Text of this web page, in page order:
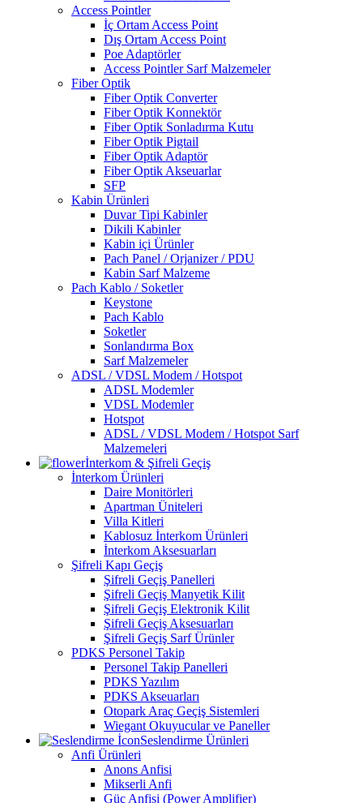
Access Pointler
İç Ortam Access Point
Dış Ortam Access Point
Poe Adaptörler
Access Pointler Sarf Malzemeler
Fiber Optik
Fiber Optik Converter
Fiber Optik Konnektör
Fiber Optik Sonladırma Kutu
Fiber Optik Pigtail
Fiber Optik Adaptör
Fiber Optik Akseuarlar
SFP
Kabin Ürünleri
Duvar Tipi Kabinler
Dikili Kabinler
Kabin içi Ürünler
Pach Panel / Orjanizer / PDU
Kabin Sarf Malzeme
Pach Kablo / Soketler
Keystone
Pach Kablo
Soketler
Sonlandırma Box
Sarf Malzemeler
ADSL / VDSL Modem / Hotspot
ADSL Modemler
VDSL Modemler
Hotspot
ADSL / VDSL Modem / Hotspot Sarf
Malzemeleri
İnterkom & Şifreli Geçiş
İnterkom Ürünleri
Daire Monitörleri
Apartman Üniteleri
Villa Kitleri
Kablosuz İnterkom Ürünleri
İnterkom Aksesuarları
Şifreli Kapı Geçiş
Şifreli Geçiş Panelleri
Şifreli Geçiş Manyetik Kilit
Şifreli Geçiş Elektronik Kilit
Şifreli Geçiş Aksesuarları
Şifreli Geçiş Sarf Ürünler
PDKS Personel Takip
Personel Takip Panelleri
PDKS Yazılım
PDKS Akseuarları
Otopark Araç Geçiş Sistemleri
Wiegant Okuyucular ve Paneller
Seslendirme Ürünleri
Anfi Ürünleri
Anons Anfisi
Mikserli Anfi
Güç Anfisi (Power Amplifier)